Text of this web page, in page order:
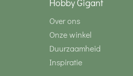
Hobby Gigant
Over ons
Onze winkel
Duurzaamheid
Inspiratie